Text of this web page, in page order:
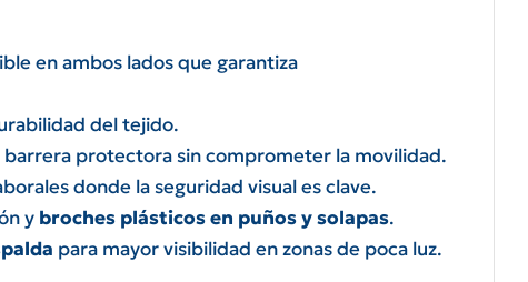
en ambos lados que garantiza
del tejido.
protectora sin comprometer la movilidad.
donde la seguridad visual es clave.
y broches plásticos en puños y solapas.
para mayor visibilidad en zonas de poca luz.